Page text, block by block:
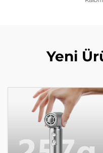
Yeni